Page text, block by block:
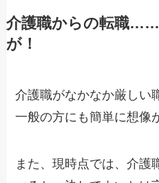
介護職からの転職
が！
介護職がなかなか厳しい
一般の方にも簡単に想像
また、現時点では、介護